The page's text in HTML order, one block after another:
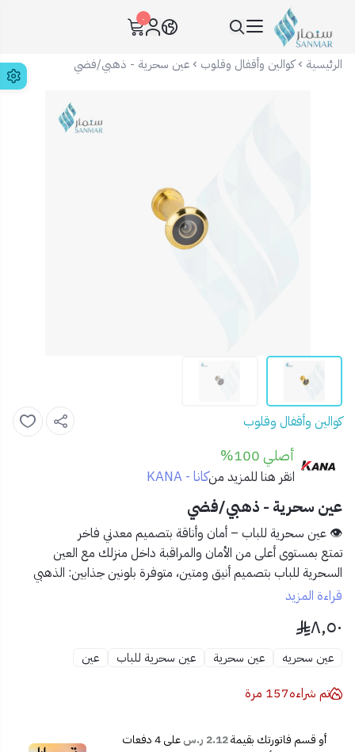
سنمار Sanmar
٠
الرئيسية كوالين وأقفال وقلوب عين سحرية - ذهبي/فضي
كوالين وأقفال وقلوب
أصلي 100%
انقر هنا للمزيد منكانا - KANA
عين سحرية - ذهبي/فضي
👁️ عين سحرية للباب – أمان وأناقة بتصميم معدني فاخر
تمتع بمستوى أعلى من الأمان والمراقبة داخل منزلك مع العين
السحرية للباب بتصميم أنيق ومتين، متوفرة بلونين جذابين: الذهبي
والفضي، لتتناسب مع مختلف ديكورات الأبواب.
✅ المميزات:
🔒
رؤية واسعة بزاوية بانورامية لمراقبة الزوار
🎨 متوفرة بلونين أنيقين: ذهبي وفضي
🏠 مناسبة للاستخدام المنزلي والفندقي والمكتبي
قراءة المزيد
٨٫٥٠
عين سحريه عين سحرية عين سحرية للباب عين
تم شراءه157 مرة
أو قسم فاتورتك بقيمة2.12 ر.س على4دفعات